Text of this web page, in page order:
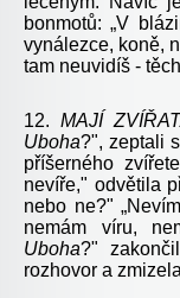
bonmotů: „V
vynálezce, koně,
tam neuvidíš -
12.MAJÍ
Uboha?", zeptali
příšerného
nevíře," odvětila
nebo ne?"
nemám víru,
Uboha?"
rozhovor a